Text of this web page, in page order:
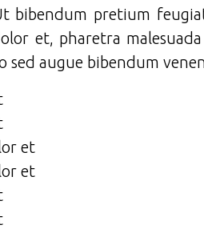
pretium
et, pharetra
sed augue bibendum
et
et